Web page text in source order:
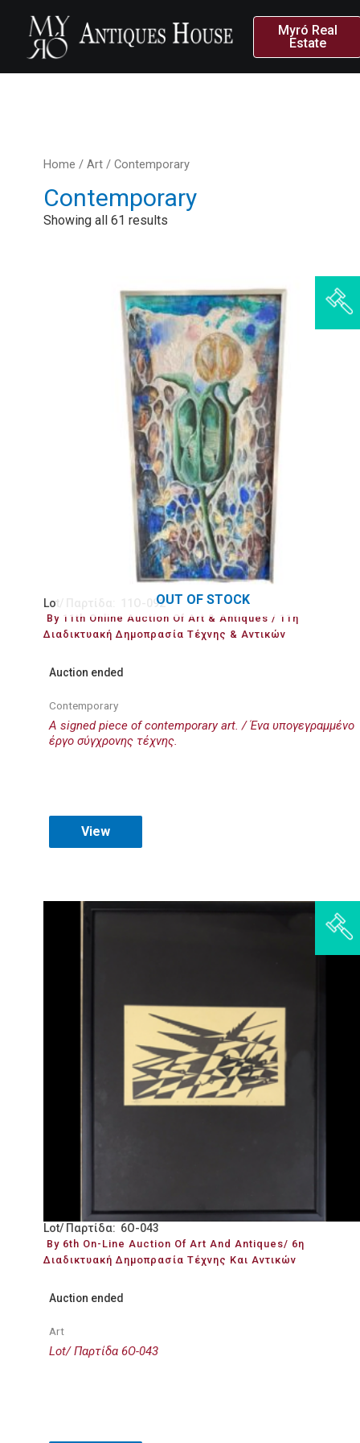
Myró Real
Estate
Home / Art / Contemporary
Contemporary
Showing all 61 results
OUT OF STOCK
Lot/ Παρτίδα: 11O-092
By 11th Online Auction Of Art & Antiques / 11η
Διαδικτυακή Δημοπρασία Τέχνης & Αντικών
Auction ended
Contemporary
A signed piece of contemporary art. / Ένα υπογεγραμμένο
έργο σύγχρονης τέχνης.
View
Lot/ Παρτίδα: 6O-043
By 6th On-Line Auction Of Art And Antiques/ 6η
Διαδικτυακή Δημοπρασία Τέχνης Και Αντικών
Auction ended
Art
Lot/ Παρτίδα 6O-043